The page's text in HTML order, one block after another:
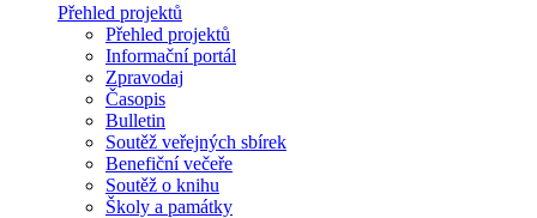
Přehled projektů
Přehled projektů
Informační portál
Zpravodaj
Časopis
Bulletin
Soutěž veřejných sbírek
Benefiční večeře
Soutěž o knihu
Školy a památky